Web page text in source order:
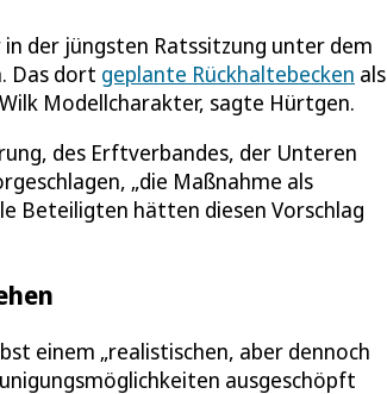
der jüngsten Ratssitzung unter dem
Das dort geplante Rückhaltebecken als
Modellcharakter, sagte Hürtgen.
des Erftverbandes, der Unteren
„die Maßnahme als
Beteiligten hätten diesen Vorschlag
einem „realistischen, aber dennoch
ausgeschöpft